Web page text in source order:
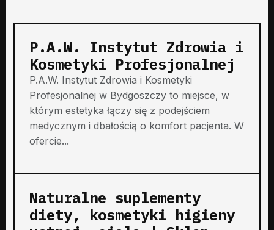
P.A.W. Instytut Zdrowia i
Kosmetyki Profesjonalnej
P.A.W. Instytut Zdrowia i Kosmetyki
Profesjonalnej w Bydgoszczy to miejsce, w
którym estetyka łączy się z podejściem
medycznym i dbałością o komfort pacjenta. W
ofercie...
Naturalne suplementy
diety, kosmetyki higieny